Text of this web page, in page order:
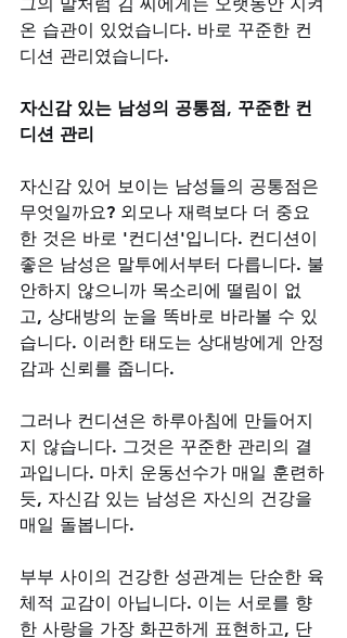
온 습관이 있었습니다. 바로 꾸준한 컨
디션 관리였습니다.
자신감 있는 남성의 공통점, 꾸준한 컨
디션 관리
자신감 있어 보이는 남성들의 공통점은
무엇일까요? 외모나 재력보다 더 중요
한 것은 바로 '컨디션'입니다. 컨디션이
좋은 남성은 말투에서부터 다릅니다. 불
안하지 않으니까 목소리에 떨림이 없
고, 상대방의 눈을 똑바로 바라볼 수 있
습니다. 이러한 태도는 상대방에게 안정
감과 신뢰를 줍니다.
그러나 컨디션은 하루아침에 만들어지
지 않습니다. 그것은 꾸준한 관리의 결
과입니다. 마치 운동선수가 매일 훈련하
듯, 자신감 있는 남성은 자신의 건강을
매일 돌봅니다.
부부 사이의 건강한 성관계는 단순한 육
체적 교감이 아닙니다. 이는 서로를 향
한 사랑을 가장 화끈하게 표현하고, 단